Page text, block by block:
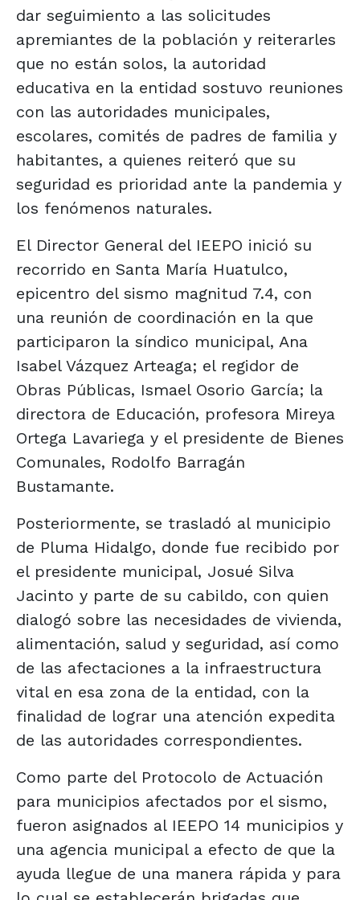
dar seguimiento a las solicitudes
apremiantes de la población y reiterarles
que no están solos, la autoridad
educativa en la entidad sostuvo reuniones
con las autoridades municipales,
escolares, comités de padres de familia y
habitantes, a quienes reiteró que su
seguridad es prioridad ante la pandemia y
los fenómenos naturales.
El Director General del IEEPO inició su
recorrido en Santa María Huatulco,
epicentro del sismo magnitud 7.4, con
una reunión de coordinación en la que
participaron la síndico municipal, Ana
Isabel Vázquez Arteaga; el regidor de
Obras Públicas, Ismael Osorio García; la
directora de Educación, profesora Mireya
Ortega Lavariega y el presidente de Bienes
Comunales, Rodolfo Barragán
Bustamante.
Posteriormente, se trasladó al municipio
de Pluma Hidalgo, donde fue recibido por
el presidente municipal, Josué Silva
Jacinto y parte de su cabildo, con quien
dialogó sobre las necesidades de vivienda,
alimentación, salud y seguridad, así como
de las afectaciones a la infraestructura
vital en esa zona de la entidad, con la
finalidad de lograr una atención expedita
de las autoridades correspondientes.
Como parte del Protocolo de Actuación
para municipios afectados por el sismo,
fueron asignados al IEEPO 14 municipios y
una agencia municipal a efecto de que la
ayuda llegue de una manera rápida y para